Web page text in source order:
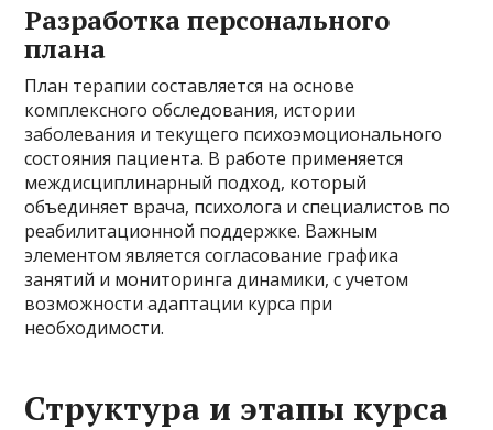
Разработка персонального
плана
План терапии составляется на основе
комплексного обследования, истории
заболевания и текущего психоэмоционального
состояния пациента. В работе применяется
междисциплинарный подход, который
объединяет врача, психолога и специалистов по
реабилитационной поддержке. Важным
элементом является согласование графика
занятий и мониторинга динамики, с учетом
возможности адаптации курса при
необходимости.
Структура и этапы курса